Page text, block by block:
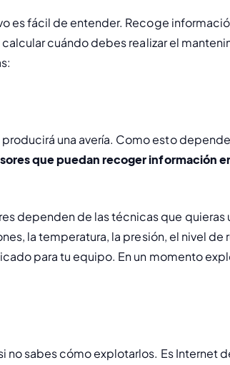
es fácil de entender. Recoge
cuándo debes realizar el
una avería. Como esto
que puedan recoger información
dependen de las técnicas que quieras
la temperatura, la presión, el nivel de
para tu equipo. En un momento
sabes cómo explotarlos. Es Internet